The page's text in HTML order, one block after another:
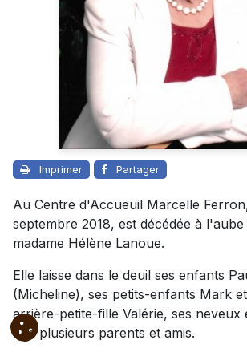
Imprimer Partager
Au Centre d'Accueuil Marcelle
septembre 2018, est décédée à l'aube
madame Hélène Lanoue.
Elle laisse dans le deuil ses enfants
(Micheline), ses petits-enfants Mark
arrière-petite-fille Valérie, ses neveux
que plusieurs parents et amis.